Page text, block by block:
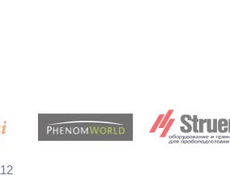
оборудования на рынке